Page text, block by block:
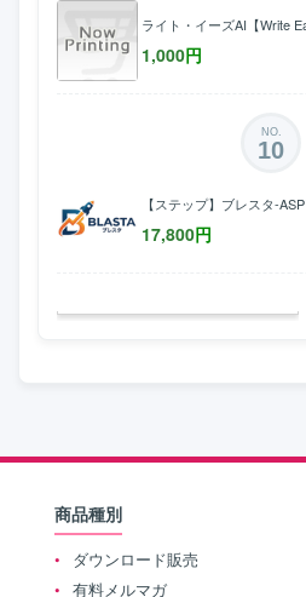
ライト・イーズAI【Write
1,000円
NO.
10
【ステップ】ブレスタ-
17,800円
商品種別
ダウンロード販売
有料メルマガ